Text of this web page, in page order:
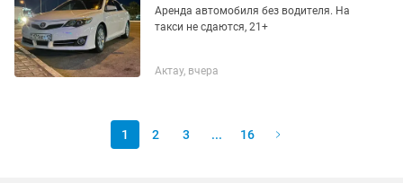
Аренда автомобиля без водителя. На
такси не сдаются, 21+
Актау, вчера
1 2 3 ... 16